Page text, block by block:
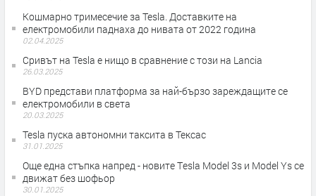
Кошмарно тримесечие за Tesla. Доставките на
електромобили паднаха до нивата от 2022 година
02.04.2025
Сривът на Tesla е нищо в сравнение с този на Lancia
26.03.2025
BYD представи платформа за най-бързо зареждащите се
електромобили в света
20.03.2025
Tesla пуска автономни таксита в Тексас
31.01.2025
Още една стъпка напред - новите Тesla Model 3s и Model Ys се
движат без шофьор
30.01.2025